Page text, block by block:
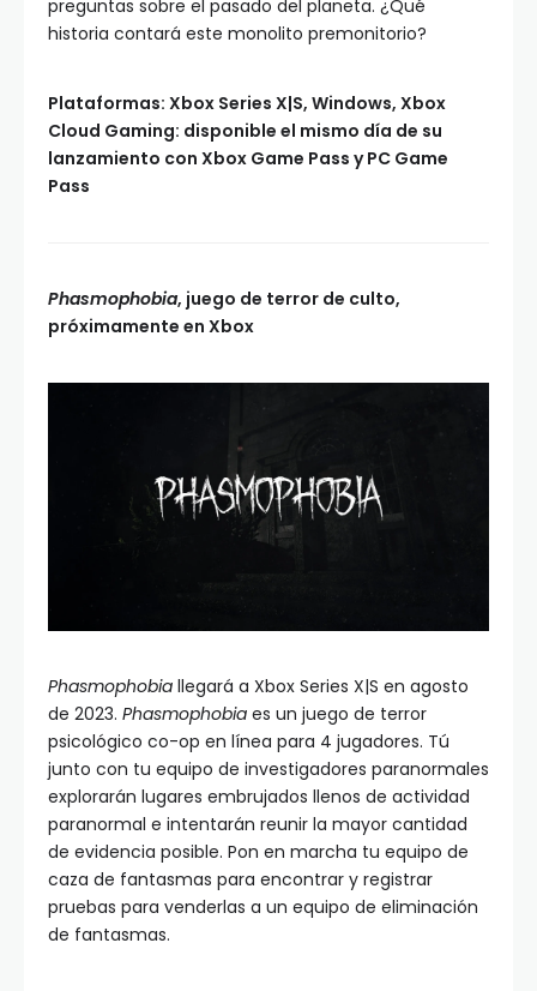
preguntas sobre el pasado del planeta. ¿Qué
historia contará este monolito premonitorio?
Plataformas: Xbox Series X|S, Windows, Xbox
Cloud Gaming: disponible el mismo día de su
lanzamiento con Xbox Game Pass y PC Game
Pass
Phasmophobia, juego de terror de culto,
próximamente en Xbox
Phasmophobia llegará a Xbox Series X|S en agosto
de 2023. Phasmophobia es un juego de terror
psicológico co-op en línea para 4 jugadores. Tú
junto con tu equipo de investigadores paranormales
explorarán lugares embrujados llenos de actividad
paranormal e intentarán reunir la mayor cantidad
de evidencia posible. Pon en marcha tu equipo de
caza de fantasmas para encontrar y registrar
pruebas para venderlas a un equipo de eliminación
de fantasmas.